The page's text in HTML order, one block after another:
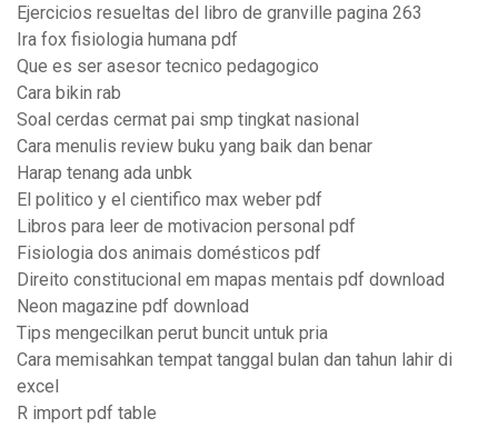
Ejercicios resueltas del libro de granville pagina 263
Ira fox fisiologia humana pdf
Que es ser asesor tecnico pedagogico
Cara bikin rab
Soal cerdas cermat pai smp tingkat nasional
Cara menulis review buku yang baik dan benar
Harap tenang ada unbk
El politico y el cientifico max weber pdf
Libros para leer de motivacion personal pdf
Fisiologia dos animais domésticos pdf
Direito constitucional em mapas mentais pdf download
Neon magazine pdf download
Tips mengecilkan perut buncit untuk pria
Cara memisahkan tempat tanggal bulan dan tahun lahir di
excel
R import pdf table